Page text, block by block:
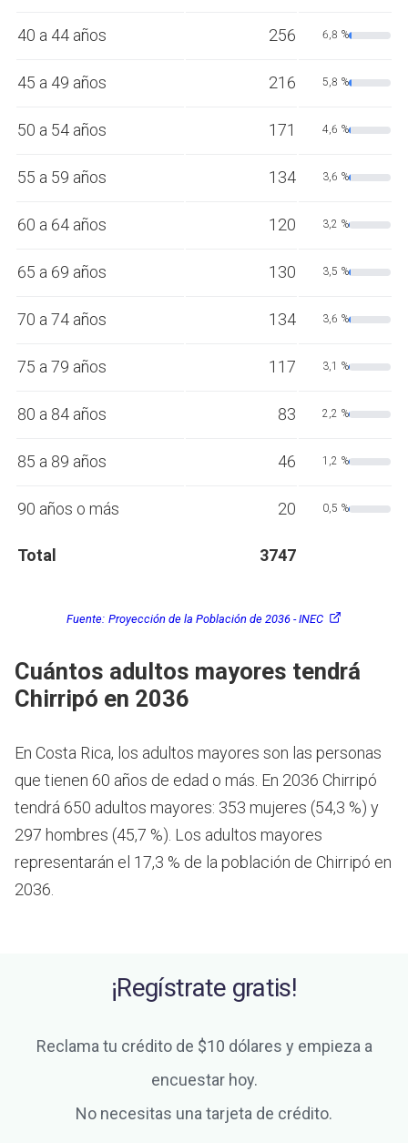
40 a 44 años 256 6,8 %
45 a 49 años 216 5,8 %
50 a 54 años 171 4,6 %
55 a 59 años 134 3,6 %
60 a 64 años 120 3,2 %
65 a 69 años 130 3,5 %
70 a 74 años 134 3,6 %
75 a 79 años 117 3,1 %
80 a 84 años 83 2,2 %
85 a 89 años 46 1,2 %
90 años o más 20 0,5 %
Total 3747
Fuente: Proyección de la Población de 2036 - INEC
Cuántos adultos mayores tendrá
Chirripó en 2036
En Costa Rica, los adultos mayores son las personas
que tienen 60 años de edad o más. En 2036 Chirripó
tendrá 650 adultos mayores: 353 mujeres (54,3 %) y
297 hombres (45,7 %). Los adultos mayores
representarán el 17,3 % de la población de Chirripó en
2036.
¡Regístrate gratis!
Reclama tu crédito de $10 dólares y empieza a
encuestar hoy.
No necesitas una tarjeta de crédito.